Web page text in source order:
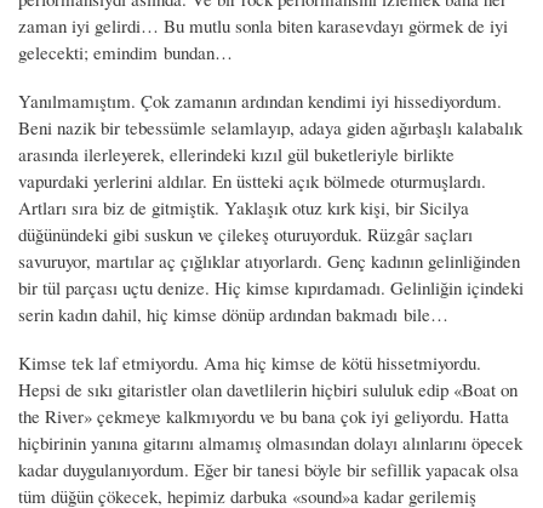
zaman iyi gelirdi… Bu mutlu sonla biten karasevdayı görmek de iyi
gelecekti; emindim bundan…
Yanılmamıştım. Çok zamanın ardından kendimi iyi hissediyordum.
Beni nazik bir tebessümle selamlayıp, adaya giden ağırbaşlı kalabalık
arasında ilerleyerek, ellerindeki kızıl gül buketleriyle birlikte
vapurdaki yerlerini aldılar. En üstteki açık bölmede oturmuşlardı.
Artları sıra biz de gitmiştik. Yaklaşık otuz kırk kişi, bir Sicilya
düğünündeki gibi suskun ve çilekeş oturuyorduk. Rüzgâr saçları
savuruyor, martılar aç çığlıklar atıyorlardı. Genç kadının gelinliğinden
bir tül parçası uçtu denize. Hiç kimse kıpırdamadı. Gelinliğin içindeki
serin kadın dahil, hiç kimse dönüp ardından bakmadı bile…
Kimse tek laf etmiyordu. Ama hiç kimse de kötü hissetmiyordu.
Hepsi de sıkı gitaristler olan davetlilerin hiçbiri sululuk edip «Boat on
the River» çekmeye kalkmıyordu ve bu bana çok iyi geliyordu. Hatta
hiçbirinin yanına gitarını almamış olmasından dolayı alınlarını öpecek
kadar duygulanıyordum. Eğer bir tanesi böyle bir sefillik yapacak olsa
tüm düğün çökecek, hepimiz darbuka «sound»a kadar gerilemiş